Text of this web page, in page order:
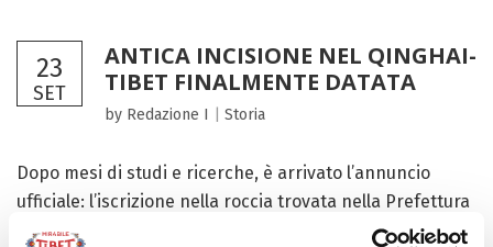
23
SET
ANTICA INCISIONE NEL QINGHAI-
TIBET FINALMENTE DATATA
by Redazione I Storia
Dopo mesi di studi e ricerche, è arrivato l’annuncio
ufficiale: l’iscrizione nella roccia trovata nella Prefettura
tibetana di Golog, sull’altopiano del Qinghai-Tibet, risale